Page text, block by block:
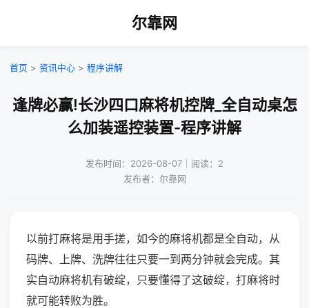
尔靠网
首页 > 资讯中心 > 程序讲解
逢牌必赢!长沙四口麻将机控牌_全自动桌怎
么加装遥控装置-程序讲解
发布时间：2026-08-07｜阅读：2
发布者：尔靠网
以前打麻将是用手搓，如今的麻将机都是全自动，从
码牌、上牌、洗牌往往只要一到两分钟就会完成。其
实自动麻将机有破绽，只要懂得了这破绽，打麻将时
就可能转败为胜。